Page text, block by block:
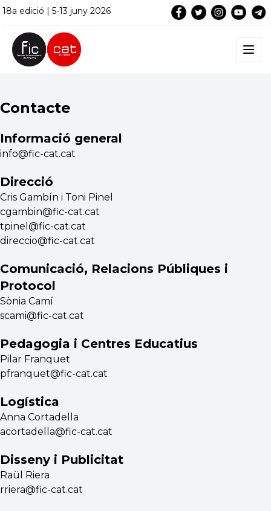
18a edició | 5-13 juny 2026
Contacte
Informació general
info@fic-cat.cat
Direcció
Cris Gambín i Toni Pinel
cgambin@fic-cat.cat
tpinel@fic-cat.cat
direccio@fic-cat.cat
Comunicació, Relacions Públiques i
Protocol
Sònia Camí
scami@fic-cat.cat
Pedagogia i Centres Educatius
Pilar Franquet
pfranquet@fic-cat.cat
Logística
Anna Cortadella
acortadella@fic-cat.cat
Disseny i Publicitat
Raül Riera
rriera@fic-cat.cat